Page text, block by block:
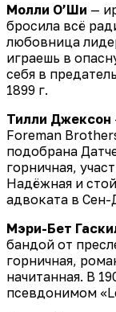
Молли О’Ши —
бросила всё
любовница
играешь в
себя в
1899 г.
Тилли Джексон
Foreman
подобрана
горничная,
Надёжная и
адвоката в
Мэри-Бет
бандой от
горничная,
начитанная. В
псевдонимом